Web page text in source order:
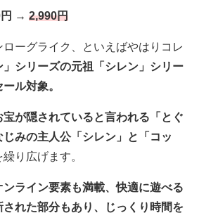
円 → 2,990円
ーグライク、といえばやはりコレ
」シリーズの元祖「シレン」シリー
ル対象。
宝が隠されていると言われる「とぐ
みの主人公「シレン」と「コッ
繰り広げます。
ンライン要素も満載、快適に遊べる
された部分もあり、じっくり時間を